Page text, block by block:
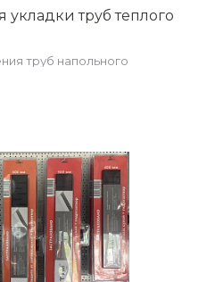
укладки труб теплого
труб напольного